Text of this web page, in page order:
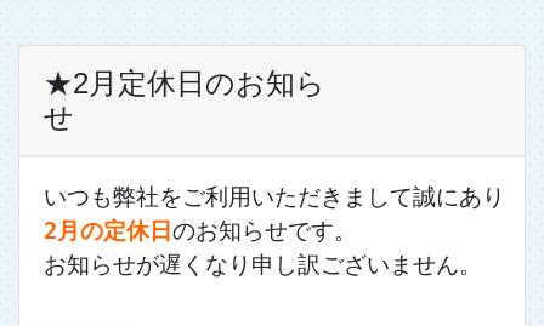
★2月定休日のお知ら
せ
いつも弊社をご利用いただきまして誠にありが
2月の定休日のお知らせです。
お知らせが遅くなり申し訳ございません。